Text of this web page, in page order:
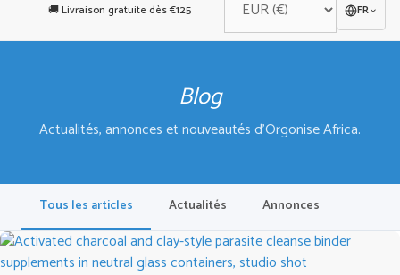
🚚 Livraison gratuite dès €125 FR
Blog
Actualités, annonces et nouveautés d'Orgonise Africa.
Tous les articles Actualités Annonces